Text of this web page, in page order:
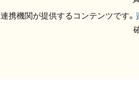
連携機関が提供するコンテンツです。